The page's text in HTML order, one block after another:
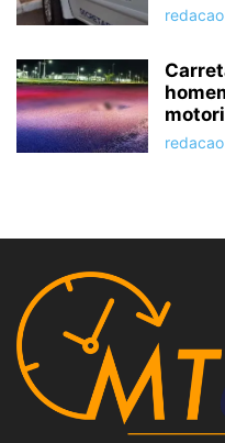
redacao
redacao